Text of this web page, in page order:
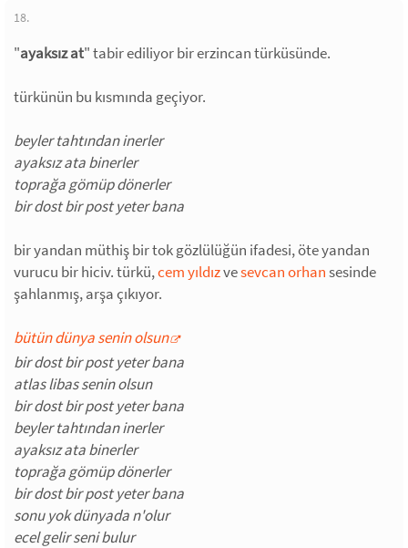
18.
"ayaksız at" tabir ediliyor bir erzincan türküsünde.
türkünün bu kısmında geçiyor.
beyler tahtından inerler
ayaksız ata binerler
toprağa gömüp dönerler
bir dost bir post yeter bana
bir yandan müthiş bir tok gözlülüğün ifadesi, öte yandan
vurucu bir hiciv. türkü,cem yıldızvesevcan orhansesinde
şahlanmış, arşa çıkıyor.
bütün dünya senin olsun
bir dost bir post yeter bana
atlas libas senin olsun
bir dost bir post yeter bana
beyler tahtından inerler
ayaksız ata binerler
toprağa gömüp dönerler
bir dost bir post yeter bana
sonu yok dünyada n'olur
ecel gelir seni bulur